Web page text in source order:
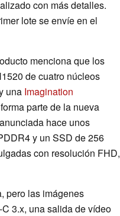
con más detalles.
lote se envíe en el
menciona que los
de cuatro núcleos
una Imagination
parte de la nueva
hace unos
y un SSD de 256
con resolución FHD,
pero las imágenes
3.x, una salida de vídeo